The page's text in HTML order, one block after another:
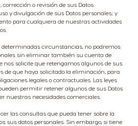
o revisión de sus Datos
y divulgación de sus Datos personales; y
para cualquiera de nuestras actividades
determinadas circunstancias, no podremos
sin eliminar también su cuenta de
nos solicite que retengamos algunos de sus
de que haya solicitado la eliminación, para
legales o contractuales. Las leyes
permitir retener algunos de sus Datos
nuestras necesidades comerciales.
las consultas que pueda tener sobre la
sus datos personales. Sin embargo, si tiene
Sweden
Switzerland